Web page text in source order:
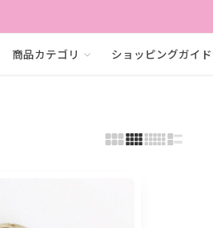
商品カテゴリ ショッピングガイド